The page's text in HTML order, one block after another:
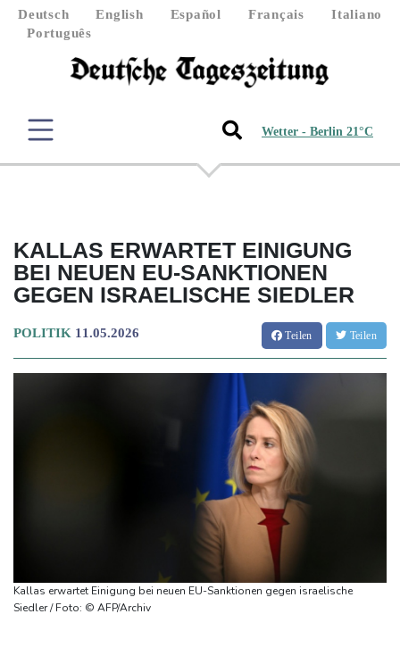
Deutsch English Español Français
Italiano
Português
Wetter - Berlin 21°C
KALLAS ERWARTET EINIGUNG
BEI NEUEN EU-SANKTIONEN
GEGEN ISRAELISCHE SIEDLER
POLITIK 11.05.2026 Teilen Teilen
Kallas erwartet Einigung bei neuen EU-Sanktionen gegen israelische
Siedler / Foto: © AFP/Archiv